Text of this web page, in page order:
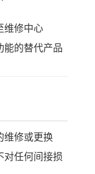
维修中心
能的替代产品
维修或更换
对任何间接损